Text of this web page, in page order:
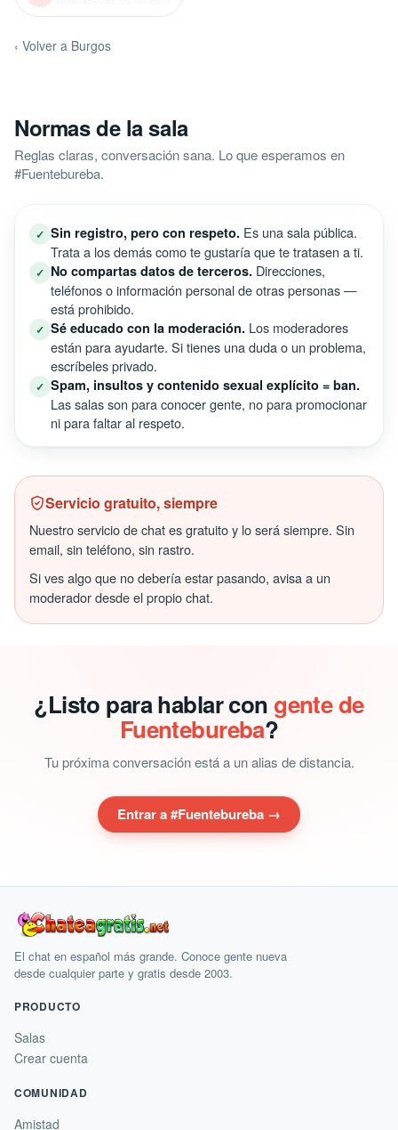
‹ Volver a Burgos
Normas de la sala
Reglas claras, conversación sana. Lo que esperamos en
#Fuentebureba.
✓ Sin registro, pero con respeto. Es una sala pública.
Trata a los demás como te gustaría que te tratasen a ti.
✓ No compartas datos de terceros. Direcciones,
teléfonos o información personal de otras personas —
está prohibido.
✓ Sé educado con la moderación. Los moderadores
están para ayudarte. Si tienes una duda o un problema,
escríbeles privado.
✓ Spam, insultos y contenido sexual explícito = ban.
Las salas son para conocer gente, no para promocionar
ni para faltar al respeto.
Servicio gratuito, siempre
Nuestro servicio de chat es gratuito y lo será siempre. Sin
email, sin teléfono, sin rastro.
Si ves algo que no debería estar pasando, avisa a un
moderador desde el propio chat.
¿Listo para hablar con gente de
Fuentebureba?
Tu próxima conversación está a un alias de distancia.
Entrar a #Fuentebureba →
El chat en español más grande. Conoce gente nueva
desde cualquier parte y gratis desde 2003.
PRODUCTO
Salas
Crear cuenta
COMUNIDAD
Amistad